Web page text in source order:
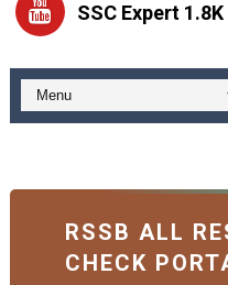
SSC Expert 1.8K
RSSB ALL
CHECK